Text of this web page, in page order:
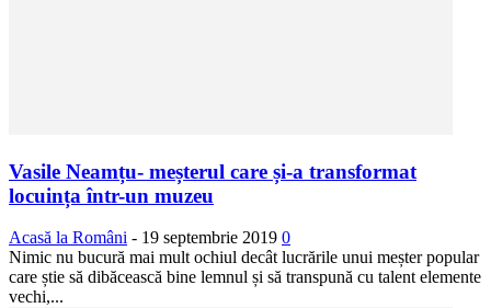
Vasile Neamțu- meșterul care și-a transformat
locuința într-un muzeu
Acasă la Români - 19 septembrie 2019 0
Nimic nu bucură mai mult ochiul decât lucrările unui meșter popular
care știe să dibăcească bine lemnul și să transpună cu talent elemente
vechi,...